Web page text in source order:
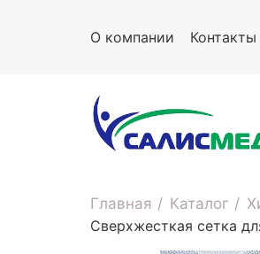
О компании Контакты
Главная Каталог
Сверхжесткая сетка